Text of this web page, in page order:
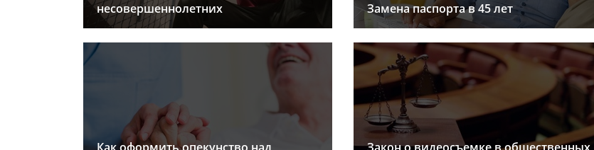
несовершеннолетних
Замена паспорта в 45 лет